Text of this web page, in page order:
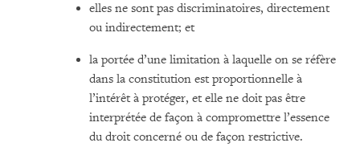
elles ne sont pas discriminatoires, directement
ou indirectement; et
la portée d’une limitation à laquelle on se réfère
dans la constitution est proportionnelle à
l’intérêt à protéger, et elle ne doit pas être
interprétée de façon à compromettre l’essence
du droit concerné ou de façon restrictive.